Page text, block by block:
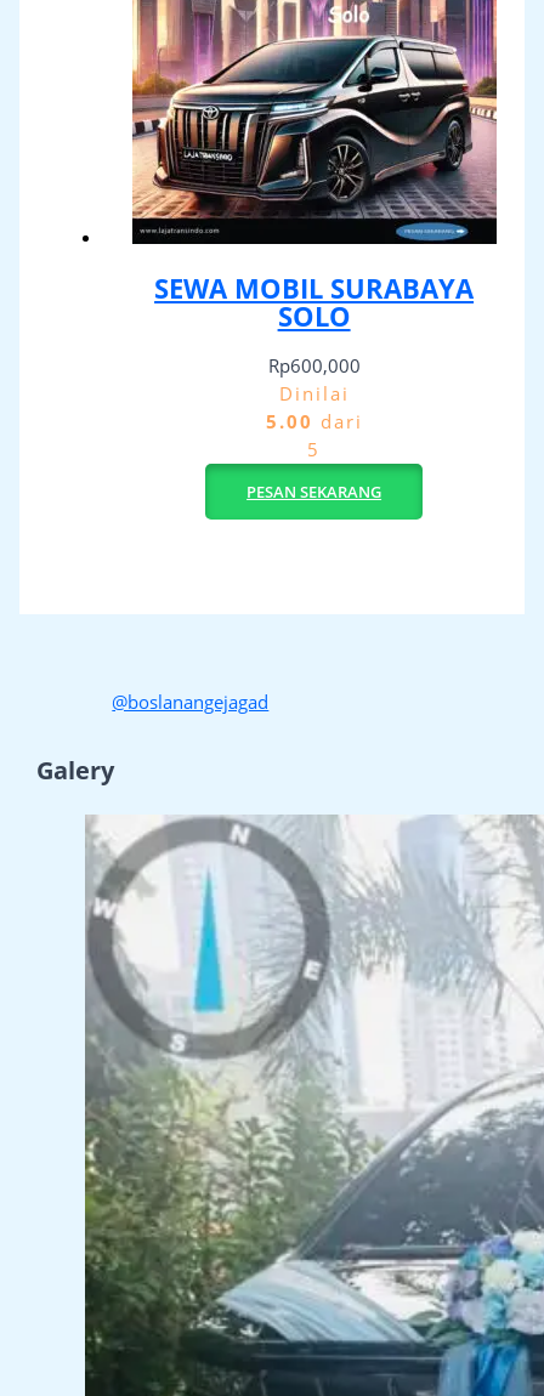
SEWA MOBIL SURABAYA
SOLO
Rp600,000
Dinilai
5.00 dari
5
PESAN SEKARANG
@boslanangejagad
Galery